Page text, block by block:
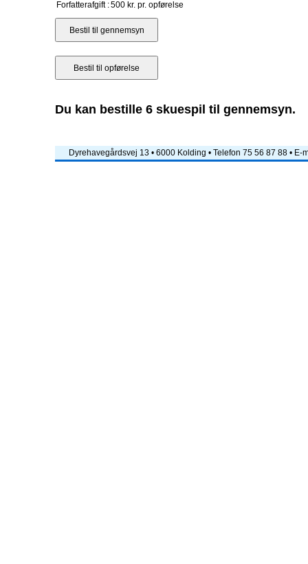
Forfatterafgift :500 kr. pr. opførelse
Du kan bestille 6 skuespil til gennemsyn.
Dyrehavegårdsvej 13 • 6000 Kolding • Telefon 75 56 87 88 • E-